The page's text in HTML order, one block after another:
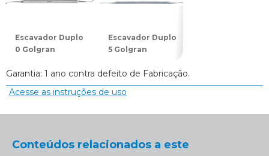
Escavador Duplo
0 Golgran
Escavador Duplo
5 Golgran
Garantia: 1 ano contra defeito de Fabricação.
Acesse as instruções de uso
Conteúdos relacionados a este